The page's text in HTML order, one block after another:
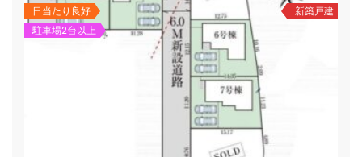
日当たり良好
駐車場2台以上
新築戸建